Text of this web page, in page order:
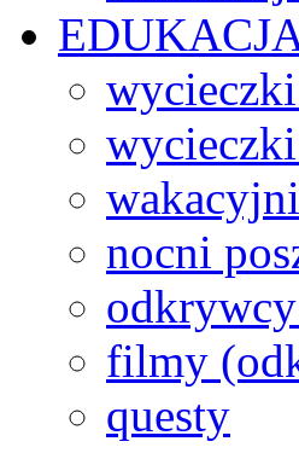
wycieczki
nocni
filmy
questy